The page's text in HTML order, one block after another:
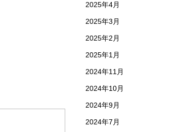
2025年4月
2025年3月
2025年2月
2025年1月
2024年11月
2024年10月
2024年9月
2024年7月